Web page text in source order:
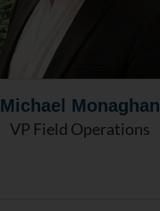
Michael Monaghan
VP Field Operations